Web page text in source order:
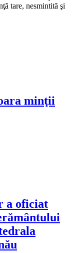
tare, nesmintită şi
minţii
a oficiat